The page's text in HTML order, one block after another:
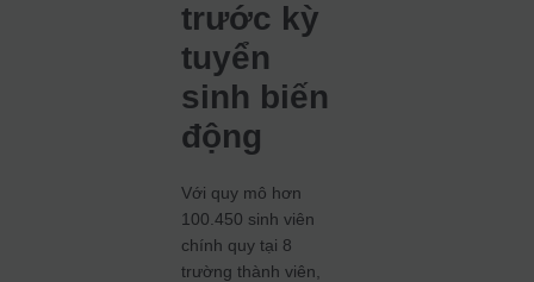
trước kỳ
tuyển
sinh biến
động
Với quy mô hơn
100.450 sinh viên
chính quy tại 8
trường thành viên,